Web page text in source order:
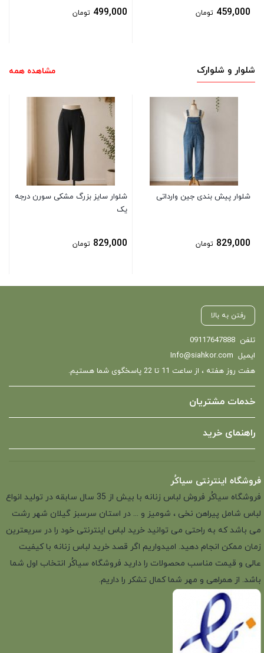
459,000 تومان 499,000 تومان
شلوار و شلوارک مشاهده همه
شلوار پیش بندی جین وارداتی
829,000 تومان
شلوار سایز بزرگ مشکی سورن درجه
یک
829,000 تومان
رفتن به بالا
تلفن 09117647888
ایمیل Info@siahkor.com
هفت روز هفته ، از ساعت 11 تا 22 پاسخگوی شما هستیم.
خدمات مشتریان
راهنمای خرید
فروشگاه اینترنتی سیاکُر
فروشگاه سیاکُر فروش لباس زنانه با بیش از 35 سال سابقه در تولید انواع
لباس شامل پیراهن نخی ، شومیز و ... در استان سرسبز گیلان شهر رشت
می باشد که به راحتی می توانید خرید لباس اینترنتی خود را در سریعترین
زمان ممکن انجام دهید. امیدواریم اگر قصد خرید لباس زنانه با کیفیت
عالی و قیمت مناسب محصولات را دارید فروشگاه سیاکُر انتخاب اول شما
باشد. از همراهی و مهر شما کمال تشکر را داریم.